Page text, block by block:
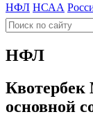
НФЛ НСАА
НФЛ
Квотербек
основной